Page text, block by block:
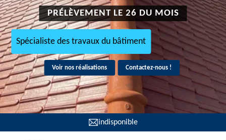
PRÉLÈVEMENT LE 26 DU MOIS
Spécialiste des travaux du bâtiment
Voir nos réalisations Contactez-nous !
indisponible